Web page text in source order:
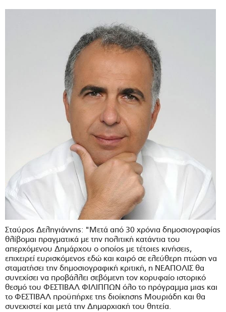
Σταύρος Δεληγιάννης: "Μετά από 30 χρόνια δημοσιογραφίας
θλίβομαι πραγματικά με την πολιτική κατάντια του
απερχόμενου Δημάρχου ο οποίος με τέτοιες κινήσεις,
επιχειρεί ευρισκόμενος εδώ και καιρό σε ελεύθερη πτώση να
σταματήσει την δημοσιογραφική κριτική, η ΝΕΑΠΟΛΙΣ θα
συνεχίσει να προβάλλει σεβόμενη τον κορυφαίο ιστορικό
θεσμό του ΦΕΣΤΙΒΑΛ ΦΙΛΙΠΠΩΝ όλο το πρόγραμμα μιας και
το ΦΕΣΤΙΒΑΛ προϋπήρχε της διοίκησης Μουριάδη και θα
συνεχιστεί και μετά την Δημαρχιακή του θητεία.